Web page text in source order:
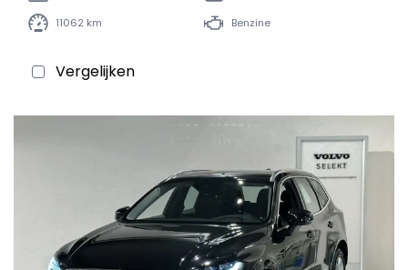
11062 km Benzine
Vergelijken